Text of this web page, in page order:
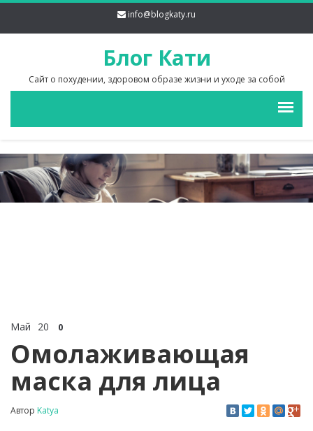
info@blogkaty.ru
Блог Кати
Сайт о похудении, здоровом образе жизни и уходе за собой
Май 20 0
Омолаживающая
маска для лица
Автор Katya